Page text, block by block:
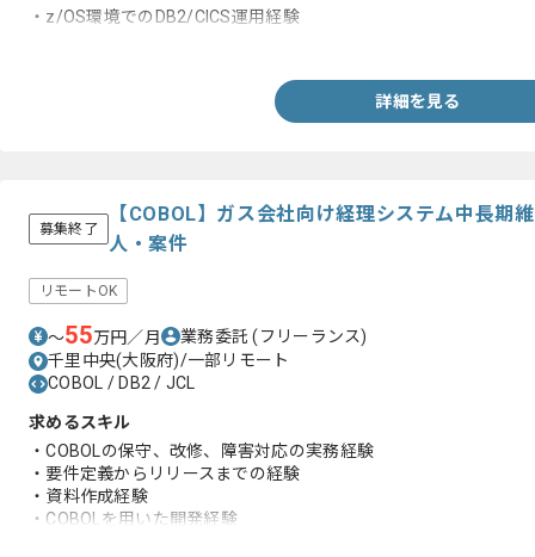
・z/OS環境でのDB2/CICS運⽤経験
詳細を見る
募集終了
【COBOL】ガス会社向け経理システム中長期
人・案件
リモートOK
〜55万円／月 業務委託(フリーランス)
千里中央(大阪府)/一部リモート
COBOL / DB2 / JCL
求めるスキル
・COBOLの保守、改修、障害対応の実務経験
・要件定義からリリースまでの経験
・資料作成経験
・COBOLを用いた開発経験